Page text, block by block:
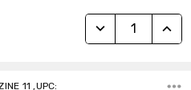
RIDUCI
11 ,UPC: